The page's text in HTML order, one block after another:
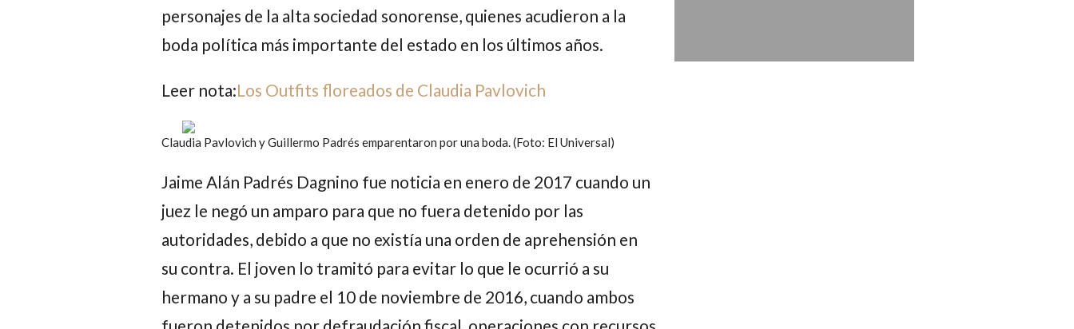
personajes de la alta sociedad sonorense, quienes acudieron a la
boda política más importante del estado en los últimos años.
Leer nota:Los Outfits floreados de Claudia Pavlovich
Claudia Pavlovich y Guillermo Padrés emparentaron por una boda. (Foto: El Universal)
Jaime Alán Padrés Dagnino fue noticia en enero de 2017 cuando un
juez le negó un amparo para que no fuera detenido por las
autoridades, debido a que no existía una orden de aprehensión en
su contra. El joven lo tramitó para evitar lo que le ocurrió a su
hermano y a su padre el 10 de noviembre de 2016, cuando ambos